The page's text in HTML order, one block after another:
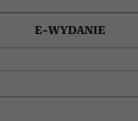
E-WYDANIE